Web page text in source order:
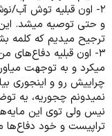
۲- اون قبلیه توش آب/
و حتی توصیه میشد.
ترجیح میدیم که کلمه
۳- اون قبلیه دفاع‌های
میکرد و به توجهت
چراییش رو و اینجوری
نمیدونم چجوریه، یه
نیس ولی توی این
تراپیست و خود دفاع‌ها